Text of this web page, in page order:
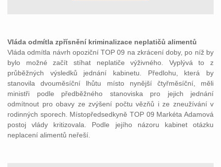
Vláda odmítla zpřísnění kriminalizace neplatičů alimentů
Vláda odmítla návrh opoziční TOP 09 na zkrácení doby, po níž by
bylo možné začít stíhat neplatiče výživného. Vyplývá to z
průběžných výsledků jednání kabinetu. Předlohu, která by
stanovila dvouměsíční lhůtu místo nynější čtyřměsíční, měli
ministři podle předběžného stanoviska pro jejich jednání
odmítnout pro obavy ze zvýšení počtu vězňů i ze zneužívání v
rodinných sporech. Místopředsedkyně TOP 09 Markéta Adamová
postoj vlády kritizovala. Podle jejího názoru kabinet otázku
neplacení alimentů neřeší.